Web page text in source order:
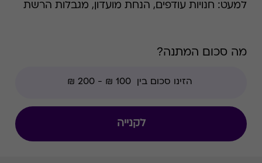
למעט: חנויות עודפים, הנחת מועדון, מגבלות הרשת
בישראל על ידי אנשי מקצוע מומחים מן השורה
משקפי שמש, עדשות מגע ומכשירי שמיעה הרשת
אופטומטריסטים מקצועיים בעלי רישיון משרד
הבריאות. על פי הערכות בענף, הרשת מחזיקה בכ-
מה סכום המתנה?
לקנייה